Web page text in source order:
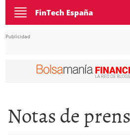
Toggle
navigation
FinTech España
Publicidad
Notas de